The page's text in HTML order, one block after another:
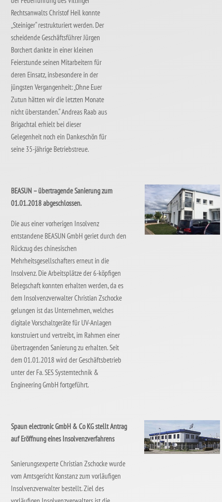
Rechtsanwalts Christof Heil konnte
„Steiniger“ restrukturiert werden. Der
scheidende Geschäftsführer Jürgen
Borchert dankte in einer kleinen
Feierstunde seinen Mitarbeitern für
deren Einsatz, insbesondere in der
jüngsten Vergangenheit: „Ohne Euer
Zutun hätten wir die letzten Monate
nicht überstanden.“ Andreas Raab aus
Brigachtal erhielt bei dieser
Gelegenheit noch ein Dankeschön für
seine 35-jährige Betriebstreue.
BEASUN – übertragende Sanierung zum
01.01.2018 abgeschlossen.
Die aus einer vorherigen Insolvenz
entstandene BEASUN GmbH geriet durch den
Rückzug des chinesischen
Mehrheitsgesellschafters erneut in die
Insolvenz. Die Arbeitsplätze der 6-köpfigen
Belegschaft konnten erhalten werden, da es
dem Insolvenzverwalter Christian Zschocke
gelungen ist das Unternehmen, welches
digitale Vorschaltgeräte für UV-Anlagen
konstruiert und vertreibt, im Rahmen einer
übertragenden Sanierung zu erhalten. Seit
dem 01.01.2018 wird der Geschäftsbetrieb
unter der Fa. SES Systemtechnik &
Engineering GmbH fortgeführt.
Spaun electronic GmbH & Co KG stellt Antrag
auf Eröffnung eines Insolvenzverfahrens
Sanierungsexperte Christian Zschocke wurde
vom Amtsgericht Konstanz zum vorläufigen
Insolvenzverwalter bestellt. Ziel des